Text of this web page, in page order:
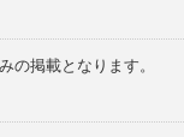
の掲載となります。